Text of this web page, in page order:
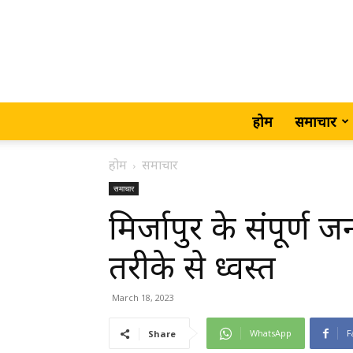
होम समाचार
होम समाचार
समाचार
मिर्जापुर के संपूर्ण
तरीके से ध्वस्त
March 18, 2023
Share WhatsApp